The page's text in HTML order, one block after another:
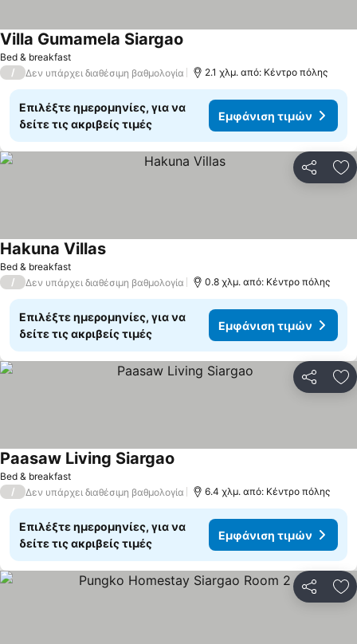
Bed & breakfast
Villa Gumamela Siargao
/ Δεν υπάρχει διαθέσιμη βαθμολογία 2.1 χλμ. από: Κέντρο πόλης
Επιλέξτε ημερομηνίες, για να
δείτε τις ακριβείς τιμές
Εμφάνιση τιμών
Bed & breakfast
Hakuna VillasΕμφάνιση τιμών
/ Δεν υπάρχει διαθέσιμη βαθμολογία 0.8 χλμ. από: Κέντρο πόλης
Επιλέξτε ημερομηνίες, για να
δείτε τις ακριβείς τιμές
Εμφάνιση τιμών
Bed & breakfast
Paasaw Living Siargao
/ Δεν υπάρχει διαθέσιμη βαθμολογία 6.4 χλμ. από: Κέντρο πόλης
Επιλέξτε ημερομηνίες, για να
δείτε τις ακριβείς τιμές
Εμφάνιση τιμών